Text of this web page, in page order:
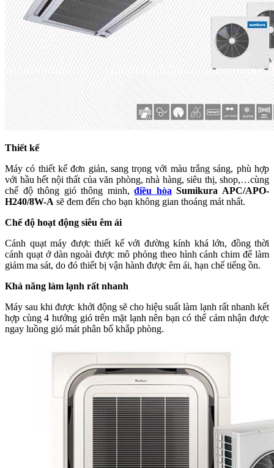
Thiết kế
Máy có thiết kế đơn giản, sang trọng với màu trắng sáng, phù hợp
với hầu hết nội thất của văn phòng, nhà hàng, siêu thị, shop,…cùng
chế độ thông gió thông minh,điều hòa Sumikura APC/APO-
H240/8W-A sẽ đem đến cho bạn không gian thoáng mát nhất.
Chế độ hoạt động siêu êm ái
Cánh quạt máy được thiết kế với đường kính khá lớn, đồng thời
cánh quạt ở dàn ngoài được mô phỏng theo hình cánh chim để làm
giảm ma sát, do đó thiết bị vận hành được êm ái, hạn chế tiếng ồn.
Khả năng làm lạnh rất nhanh
Máy sau khi được khởi động sẽ cho hiệu suất làm lạnh rất nhanh kết
hợp cùng 4 hướng gió trên mặt lạnh nên bạn có thể cảm nhận được
ngay luồng gió mát phân bố khắp phòng.